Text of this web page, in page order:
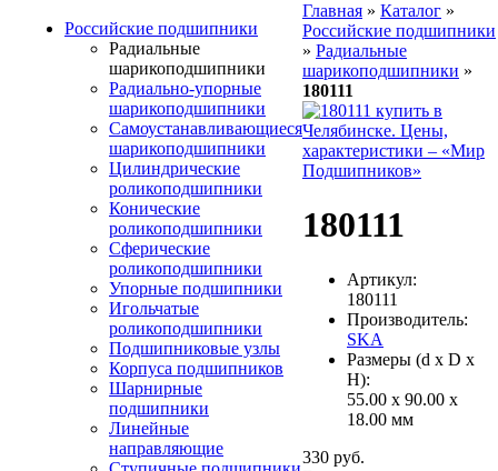
Российские подшипники
Радиальные
шарикоподшипники
Радиально-упорные
шарикоподшипники
Самоустанавливающиеся
шарикоподшипники
Цилиндрические
роликоподшипники
Конические
роликоподшипники
Сферические
роликоподшипники
Упорные подшипники
Игольчатые
роликоподшипники
Подшипниковые узлы
Корпуса подшипников
Шарнирные
подшипники
Линейные
направляющие
Главная » Каталог »
Российские подшипники
» Радиальные
шарикоподшипники »
180111
180111
Артикул:
180111
Производитель:
SKA
Размеры (d x D x
H):
55.00 x 90.00 x
18.00 мм
330 руб.